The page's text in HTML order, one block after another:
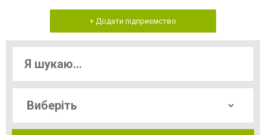
+ Додати підприємство